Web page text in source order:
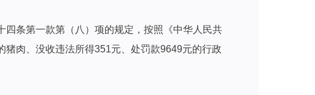
条第一款第（八）项的规定，按照《中华人民共
肉、没收违法所得351元、处罚款9649元的行政